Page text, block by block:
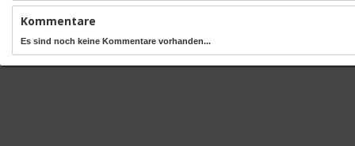
Kommentare
Es sind noch keine Kommentare vorhanden...